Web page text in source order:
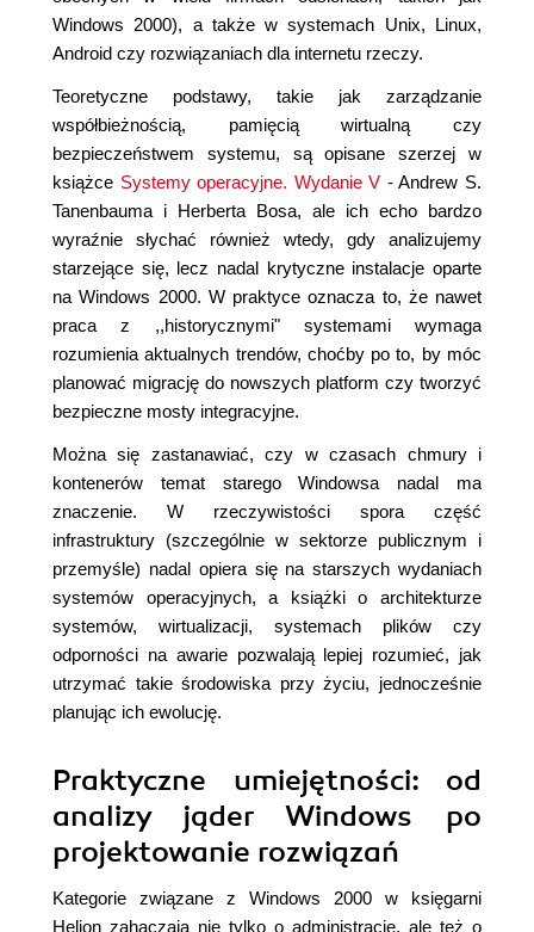
Windows 2000), a także w systemach Unix, Linux,
Android czy rozwiązaniach dla internetu rzeczy.
Teoretyczne podstawy, takie jak zarządzanie
współbieżnością, pamięcią wirtualną czy
bezpieczeństwem systemu, są opisane szerzej w
książce Systemy operacyjne. Wydanie V - Andrew S.
Tanenbauma i Herberta Bosa, ale ich echo bardzo
wyraźnie słychać również wtedy, gdy analizujemy
starzejące się, lecz nadal krytyczne instalacje oparte
na Windows 2000. W praktyce oznacza to, że nawet
praca z ,,historycznymi" systemami wymaga
rozumienia aktualnych trendów, choćby po to, by móc
planować migrację do nowszych platform czy tworzyć
bezpieczne mosty integracyjne.
Można się zastanawiać, czy w czasach chmury i
kontenerów temat starego Windowsa nadal ma
znaczenie. W rzeczywistości spora część
infrastruktury (szczególnie w sektorze publicznym i
przemyśle) nadal opiera się na starszych wydaniach
systemów operacyjnych, a książki o architekturze
systemów, wirtualizacji, systemach plików czy
odporności na awarie pozwalają lepiej rozumieć, jak
utrzymać takie środowiska przy życiu, jednocześnie
planując ich ewolucję.
Praktyczne umiejętności: od
analizy jąder Windows po
projektowanie rozwiązań
Kategorie związane z Windows 2000 w księgarni
Helion zahaczają nie tylko o administrację, ale też o